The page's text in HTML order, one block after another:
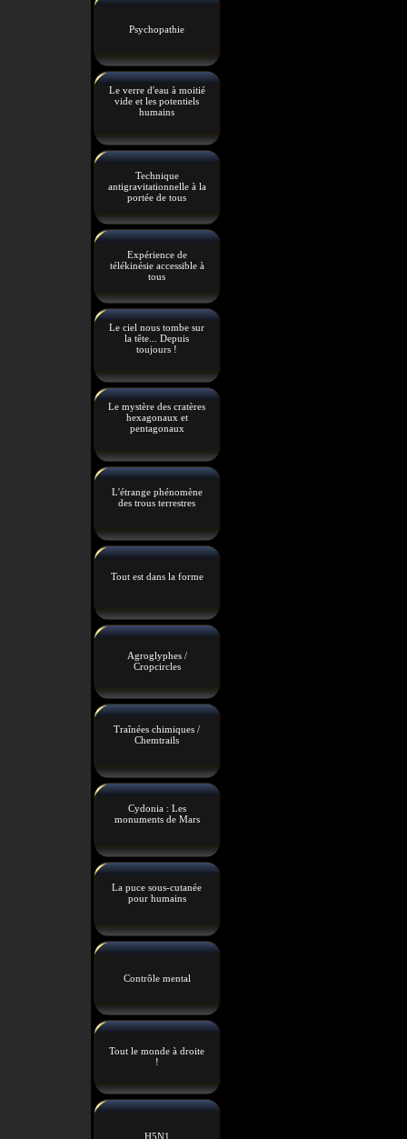
Psychopathie
Le verre d'eau à moitié
vide et les potentiels
humains
Technique
antigravitationnelle à la
portée de tous
Expérience de
télékinésie accessible à
tous
Le ciel nous tombe sur
la tête... Depuis
toujours !
Le mystère des cratères
hexagonaux et
pentagonaux
L'étrange phénomène
des trous terrestres
Tout est dans la forme
Agroglyphes /
Cropcircles
Traînées chimiques /
Chemtrails
Cydonia : Les
monuments de Mars
La puce sous-cutanée
pour humains
Contrôle mental
Tout le monde à droite
!
H5N1